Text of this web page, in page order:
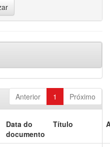
Anterior 1 Próximo
Data do
documento
Título